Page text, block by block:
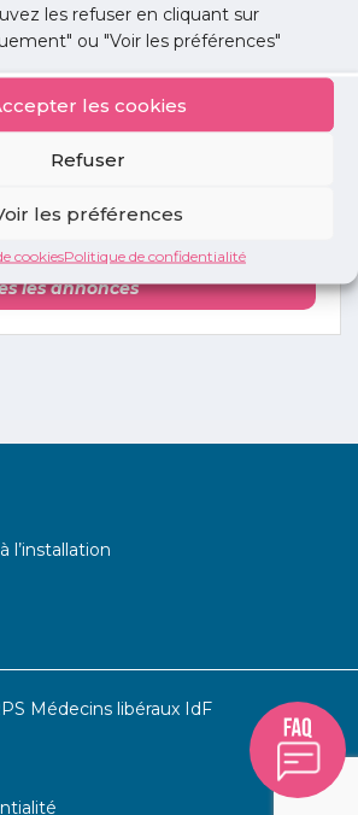
les refuser en cliquant sur
ou "Voir les préférences"
les cookies
Refuser
les préférences
cookiesPolitique de confidentialité
:
les annonces
l’installation
Médecins libéraux IdF